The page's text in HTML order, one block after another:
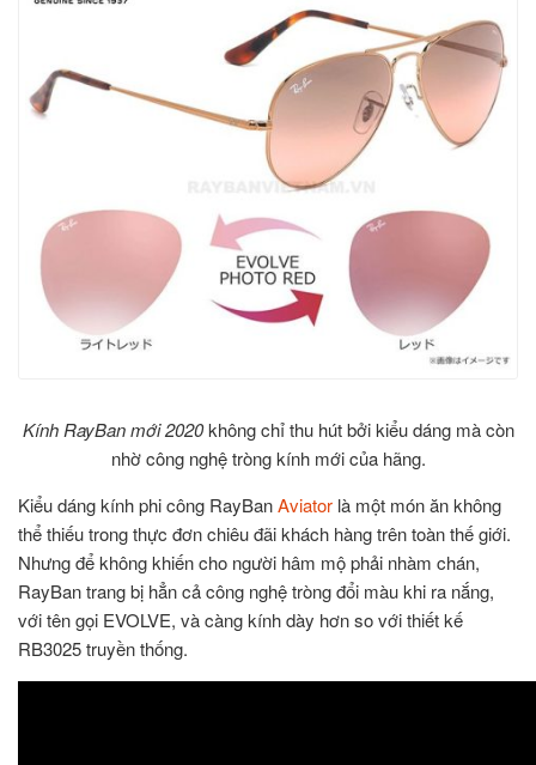
Kính RayBan mới 2020không chỉ thu hút bởi kiểu dáng mà còn
nhờ công nghệ tròng kính mới của hãng.
Kiểu dáng kính phi công RayBanAviator là một món ăn không
thể thiếu trong thực đơn chiêu đãi khách hàng trên toàn thế giới.
Nhưng để không khiến cho người hâm mộ phải nhàm chán,
RayBan trang bị hẳn cả công nghệ tròng đổi màu khi ra nắng,
với tên gọi EVOLVE, và càng kính dày hơn so với thiết kế
RB3025 truyền thống.